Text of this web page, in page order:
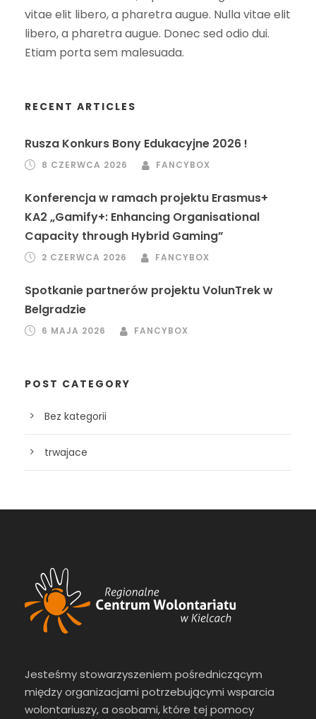
vitae elit libero, a pharetra augue. Nulla vitae elit
libero, a pharetra augue. Donec sed odio dui.
Etiam porta sem malesuada.
RECENT ARTICLES
Rusza Konkurs Bony Edukacyjne 2026 !
8 CZERWCA 2026 FANCYBOX
Konferencja w ramach projektu Erasmus+
KA2 „Gamify+: Enhancing Organisational
Capacity through Hybrid Gaming”
2 CZERWCA 2026 FANCYBOX
Spotkanie partnerów projektu VolunTrek w
Belgradzie
6 MAJA 2026 FANCYBOX
POST CATEGORY
Bez kategorii
trwajace
Jesteśmy stowarzyszeniem pośredniczącym
między organizacjami potrzebującymi wsparcia
wolontariuszy, a osobami, które tej pomocy